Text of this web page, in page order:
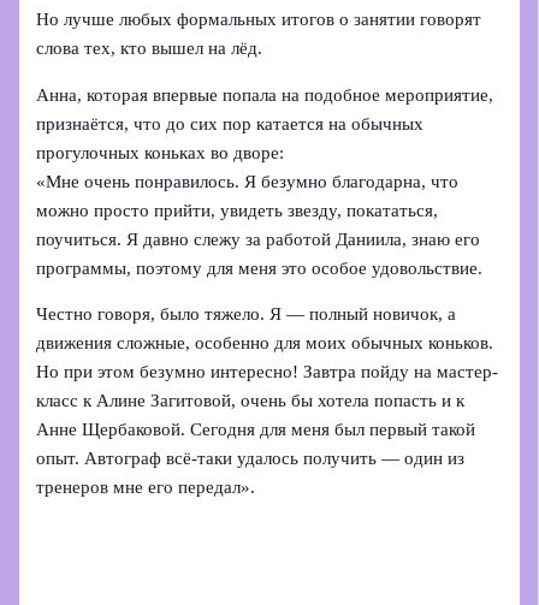
Но лучше любых формальных итогов о занятии говорят
слова тех, кто вышел на лёд.
Анна, которая впервые попала на подобное мероприятие,
признаётся, что до сих пор катается на обычных
прогулочных коньках во дворе:
«Мне очень понравилось. Я безумно благодарна, что
можно просто прийти, увидеть звезду, покататься,
поучиться. Я давно слежу за работой Даниила, знаю его
программы, поэтому для меня это особое удовольствие.
Честно говоря, было тяжело. Я — полный новичок, а
движения сложные, особенно для моих обычных коньков.
Но при этом безумно интересно! Завтра пойду на мастер-
класс к Алине Загитовой, очень бы хотела попасть и к
Анне Щербаковой. Сегодня для меня был первый такой
опыт. Автограф всё-таки удалось получить — один из
тренеров мне его передал».